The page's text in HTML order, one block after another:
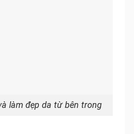
làm đẹp da từ bên trong